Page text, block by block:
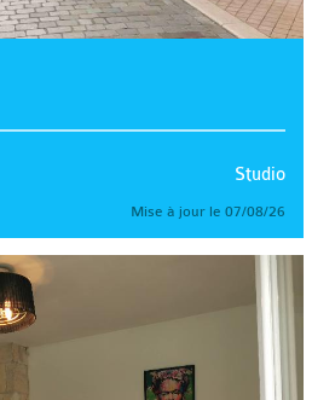
Studio
Mise à jour le 07/08/26